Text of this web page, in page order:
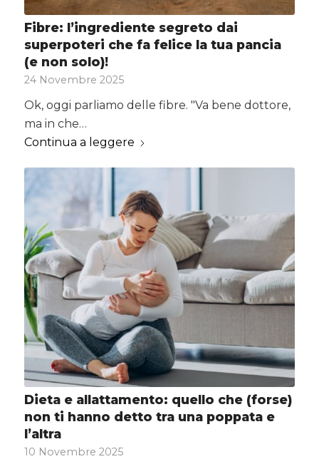
Fibre: l’ingrediente segreto dai
superpoteri che fa felice la tua pancia
(e non solo)!
24 Novembre 2025
Ok, oggi parliamo delle fibre. "Va bene dottore,
ma in che…
Continua a leggere
Dieta e allattamento: quello che (forse)
non ti hanno detto tra una poppata e
l’altra
10 Novembre 2025